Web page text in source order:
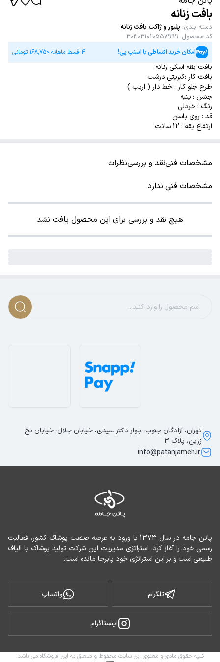
بافت زنانه
دسته بندی: پلیور و ژاکت بافت زنانه
کد محصول:
304031010557999
امکان خرید اقساطی با اسنپ پی! 4 قسط ماهانه 168,750 تومانی
بافت یقه اسکی زنانه
بافت کار :کبریتی درشت
طرح جلو کار : خط دار ( اریب )
جنس : پنبه
رنگ : خردلی
قد : روی باسن
ارتفاع یقه : 12 سانت
مشخصات فنینقد و بررسینظرات
مشخصات فنی ندارد
هیچ نقد و بررسی برای این محصول یافت نشد
طبیعی است و بر این استراتژی خود پابرجا مانده است.
تلگرام واتساپ
اینستاگرام
تهران، آزادگان جنوب، بلوار دکتر عبیدی، خیابان جلال، خیابان نخ
زرین، پلاک 3
info@patanjameh.ir
کلیه حقوق مادی و معنوی این سایت محفوظ و متعلق به این فروشگاه می باشد.